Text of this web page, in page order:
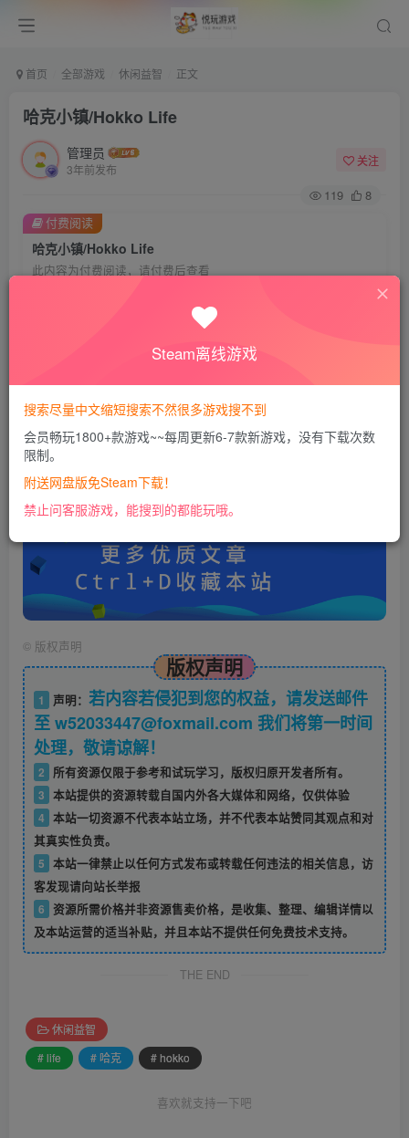
首页 全部游戏 休闲益智 正文
哈克小镇/Hokko Life
管理员
3年前发布
关注
119 8
哈克小镇/Hokko Life
此内容为付费阅读，请付费后查看
悦玩币 8
免费
您当前未登录！建议登陆后购买，可保存购买订单
付费阅读
账号密码错误或需要验证码，进售后扣裙1050974489
使用教程：
https://docs.qq.com/doc/DU0VHUUFRS2xDa1Jp
© 版权声明
版权声明
1 声明： 若内容若侵犯到您的权益，请发送邮件
至 w52033447@foxmail.com 我们将第一时间
处理，敬请谅解！
2
所有资源仅限于参考和试玩学习，版权归原开发者所有。
3 本站提供的资源转载自国内外各大媒体和网络，仅供体验
4 本站一切资源不代表本站立场，并不代表本站赞同其观点和对
其真实性负责。
5 本站一律禁止以任何方式发布或转载任何违法的相关信息，访
客发现请向站长举报
6
资源所需价格并非资源售卖价格，是收集、整理、编辑详情以
及本站运营的适当补贴，并且本站不提供任何免费技术支持。
THE END
休闲益智
# life
# 哈克 # hokko
喜欢就支持一下吧
Steam离线游戏
搜索尽量中文缩短搜索不然很多游戏搜不到
会员畅玩1800+款游戏~~每周更新6-7款新游戏，没有下载次数
限制。
附送网盘版免Steam下载！
禁止问客服游戏，能搜到的都能玩哦。